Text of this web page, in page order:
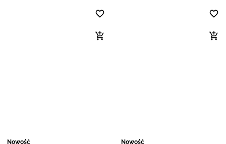
Nowość Nowość